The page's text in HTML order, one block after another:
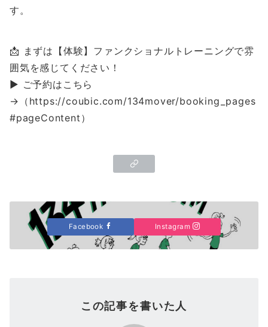
す。
📩 まずは【体験】ファンクショナルトレーニングで雰
囲気を感じてください！
▶ ご予約はこちら
→（https://coubic.com/134mover/booking_pages
#pageContent）
Facebook Instagram
この記事を書いた人